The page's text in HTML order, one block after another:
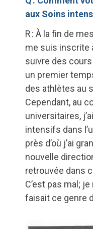
aux Soins
R : À la fin de
me suis inscrite
suivre des
un premier
des athlètes au
Cependant, au
universitaires,
intensifs dans
près d’où j’ai
nouvelle
retrouvée dans
C’est pas mal;
faisait ce genre